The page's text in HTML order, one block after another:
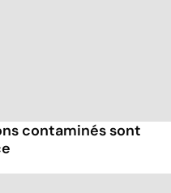
contaminés sont